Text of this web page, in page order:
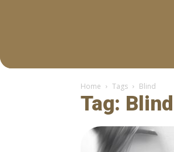
Home Tags Blind
Tag: Blind